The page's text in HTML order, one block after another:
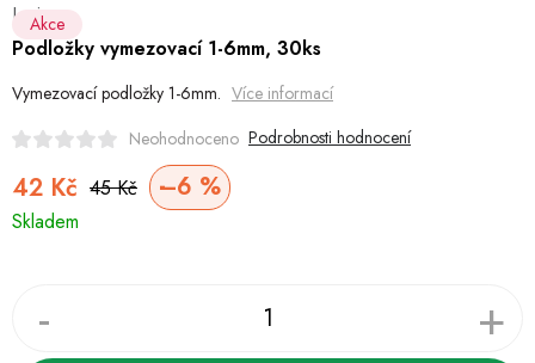
Akční ceny
Půjčovna Kontaktuje nás
Obchodní podmínky
Vrácení a reklamace
Podmínky ochrany osobních údajů
Obchodní podmínky pro podnikatele
45 Kč –6 %
42 Kč
Měrná
Skladem
Levior
Podložky vymezovací 1-6mm, 30ks
Vymezovací podložky 1-6mm. Více informací
Akce
Neohodnoceno Podrobnosti hodnocení